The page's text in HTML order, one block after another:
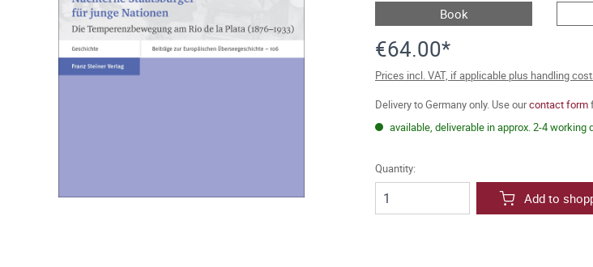
Book
€64.00*
Prices incl. VAT, if applicable plus handling
Delivery to Germany only. Use ourcontact form
available, deliverable in approx. 2-4 working
Quantity:
Add to